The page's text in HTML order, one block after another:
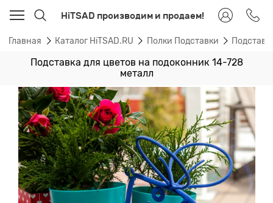
HiTSAD производим и продаем!
Главная Каталог HiTSAD.RU Полки Подставки
Подставка для цветов на подоконник 14-728
металл